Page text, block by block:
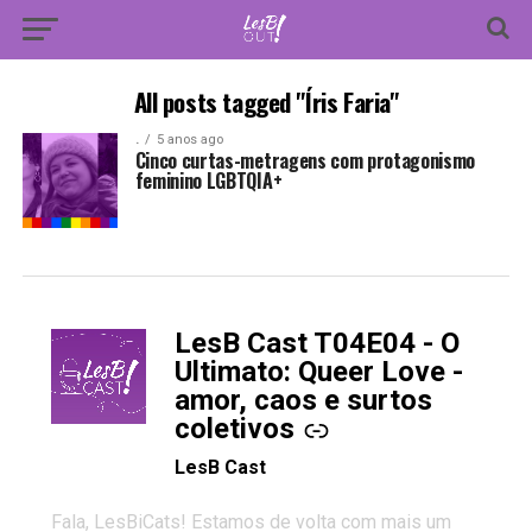
All posts tagged "Íris Faria"
. 5 anos ago
Cinco curtas-metragens com protagonismo
feminino LGBTQIA+
LesB Cast T04E04 - O
Ultimato: Queer Love -
amor, caos e surtos
coletivos
-
LesB Cast
Fala, LesBiCats! Estamos de volta com mais um